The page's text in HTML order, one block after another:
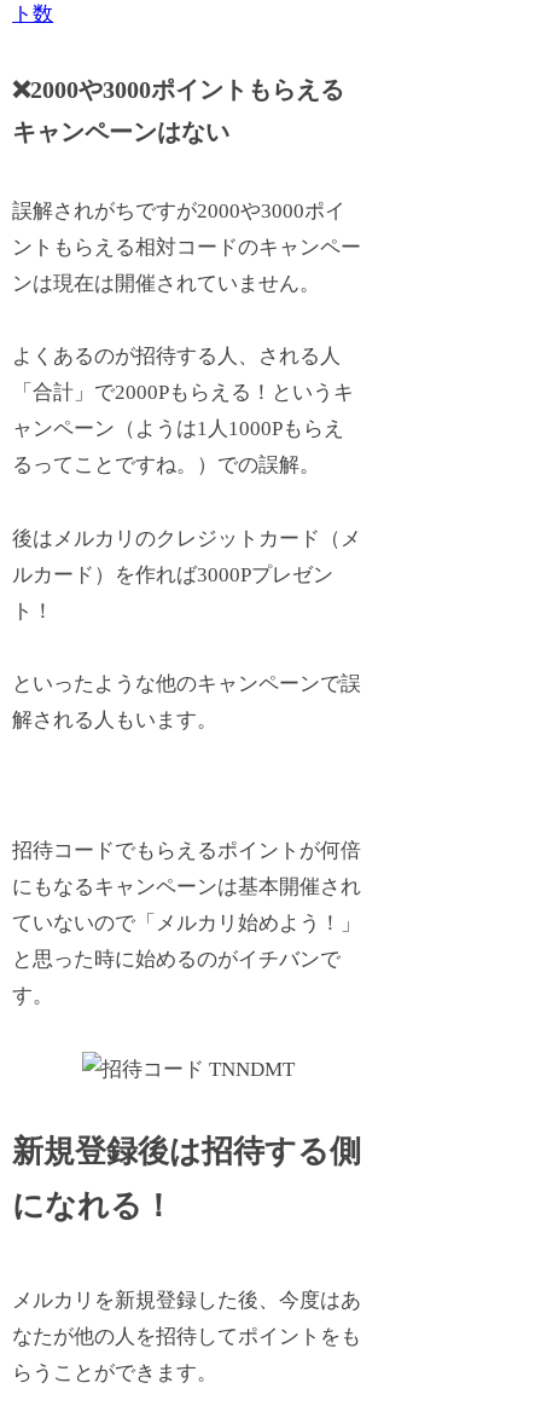
ト数
❌2000や3000ポイントもらえる
キャンペーンはない
誤解されがちですが2000や3000ポイ
ントもらえる相対コードのキャンペー
ンは現在は開催されていません。
よくあるのが招待する人、される人
「合計」で2000Pもらえる！というキ
ャンペーン（ようは1人1000Pもらえ
るってことですね。）での誤解。
後はメルカリのクレジットカード（メ
ルカード）を作れば3000Pプレゼン
ト！
といったような他のキャンペーンで誤
解される人もいます。
招待コードでもらえるポイントが何倍
にもなるキャンペーンは基本開催され
ていないので「メルカリ始めよう！」
と思った時に始めるのがイチバンで
す。
新規登録後は招待する側
になれる！
メルカリを新規登録した後、今度はあ
なたが他の人を招待してポイントをも
らうことができます。